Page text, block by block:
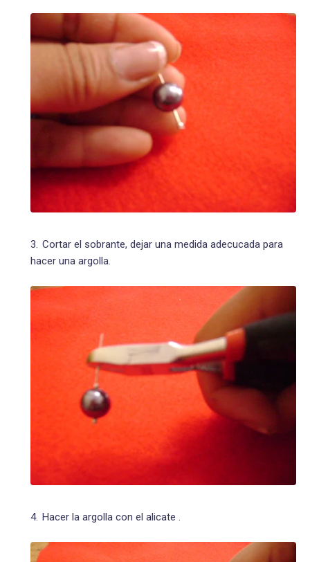
Cortar el sobrante, dejar una medida adecucada para
hacer una argolla.
Hacer la argolla con el alicate .